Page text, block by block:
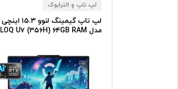
لپ تاپ و الترابوک
لپ تاپ گیمینگ لنوو ۱۵.۳ اینچی
مدل LOQ U۷ (۳۵۶H) ۶۴GB RAM